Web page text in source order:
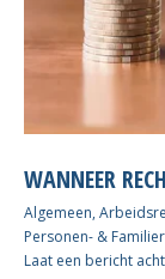
WANNEER
Algemeen,
Personen- &
Laat een bericht